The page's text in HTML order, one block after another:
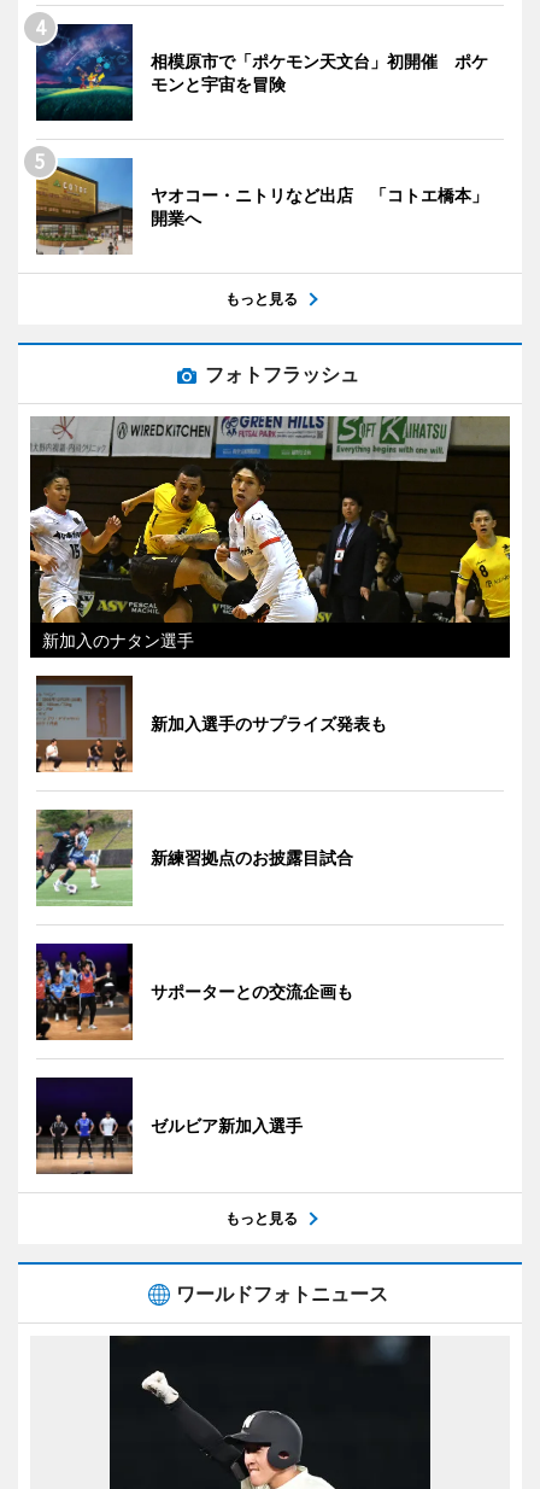
相模原市で「ポケモン天文台」初開催 ポケ
モンと宇宙を冒険
ヤオコー・ニトリなど出店 「コトエ橋本」
開業へ
もっと見る
フォトフラッシュ
新加入のナタン選手
新加入選手のサプライズ発表も
新練習拠点のお披露目試合
サポーターとの交流企画も
ゼルビア新加入選手
もっと見る
ワールドフォトニュース